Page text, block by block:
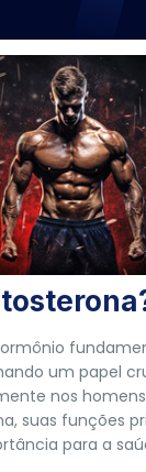
um papel
nos
suas funções
para a